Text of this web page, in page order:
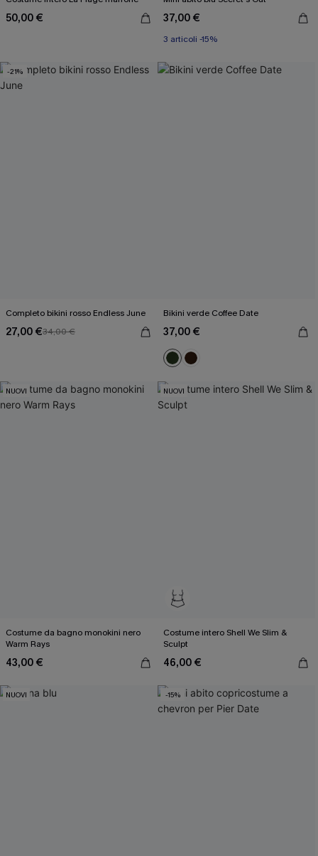
50,00 € 37,00 €
3 articoli -15%
-21%
Completo bikini rosso Endless June
27,00 €34,00 €
Bikini verde Coffee Date
37,00 €
NUOVI
Costume da bagno monokini nero
Warm Rays
43,00 €
NUOVI
Costume intero Shell We Slim &
Sculpt
46,00 €
NUOVI -15%